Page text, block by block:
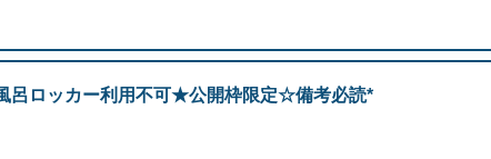
呂ロッカー利用不可★公開枠限定☆備考必読*